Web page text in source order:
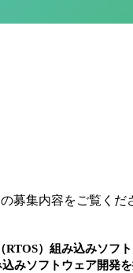
募集内容をご覧くだ
）組み込みソフ
みソフトウェア開発